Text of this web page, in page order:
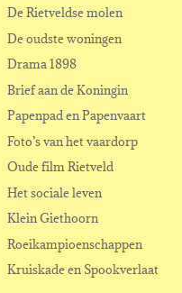
De Rietveldse molen
De oudste woningen
Drama 1898
Brief aan de Koningin
Papenpad en Papenvaart
Foto’s van het vaardorp
Oude film Rietveld
Het sociale leven
Klein Giethoorn
Roeikampioenschappen
Kruiskade en Spookverlaat